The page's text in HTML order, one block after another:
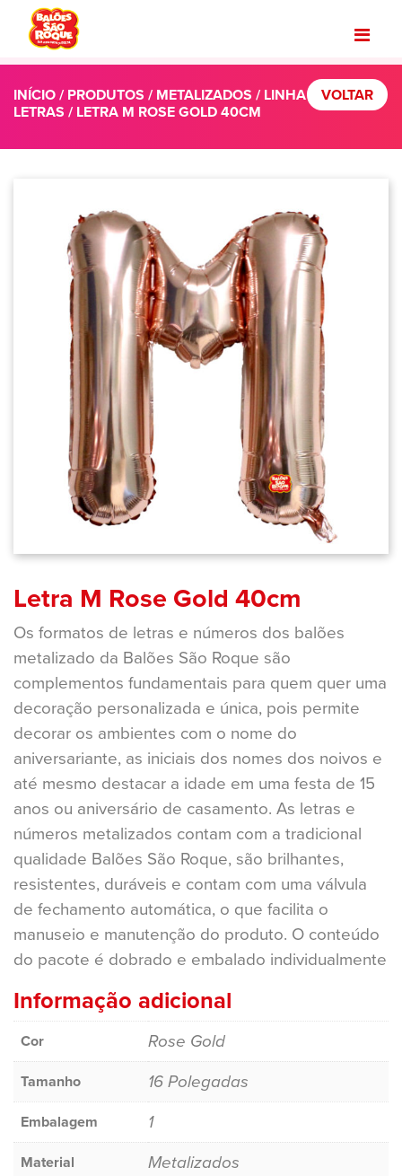
INÍCIO/PRODUTOS / METALIZADOS / LINHA
LETRAS / LETRA M ROSE GOLD 40CM
VOLTAR
Letra M Rose Gold 40cm
Os formatos de letras e números dos balões
metalizado da Balões São Roque são
complementos fundamentais para quem quer uma
decoração personalizada e única, pois permite
decorar os ambientes com o nome do
aniversariante, as iniciais dos nomes dos noivos e
até mesmo destacar a idade em uma festa de 15
anos ou aniversário de casamento. As letras e
números metalizados contam com a tradicional
qualidade Balões São Roque, são brilhantes,
resistentes, duráveis e contam com uma válvula
de fechamento automática, o que facilita o
manuseio e manutenção do produto. O conteúdo
do pacote é dobrado e embalado individualmente
Informação adicional
Cor Rose Gold
Tamanho 16 Polegadas
Embalagem 1
Material Metalizados